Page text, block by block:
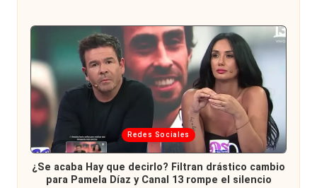
Publicada
en
Redes Sociales
¿Se acaba Hay que decirlo? Filtran drástico cambio
para Pamela Díaz y Canal 13 rompe el silencio